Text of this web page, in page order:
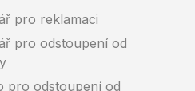
pro reklamaci
pro odstoupení od
pro odstoupení od